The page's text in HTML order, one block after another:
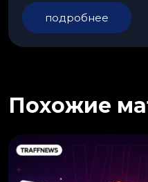
подробнее
Похожие